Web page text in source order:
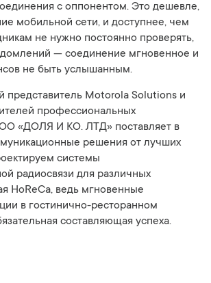
с оппонентом. Это дешевле,
мобильной сети, и доступнее, чем
не нужно постоянно проверять,
— соединение мгновенное и
не быть услышанным.
представитель Motorola Solutions и
профессиональных
«ДОЛЯ И КО. ЛТД» поставляет в
решения от лучших
системы
радиосвязи для различных
HoReCa, ведь мгновенные
в гостинично-ресторанном
составляющая успеха.